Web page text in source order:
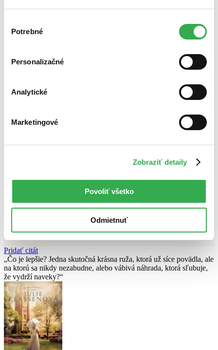
nám zas umožňujú zobrazenie relevantnej reklamy.
nám pomohlo, keby sme mohli používať všetky tieto
súhlasu
Potrebné
Personalizačné
Analytické
Marketingové
Zobraziť detaily
Povoliť všetko
Odmietnuť
vypredaných kníh
Zúžiť výber
Bestsellery
Najdrahšie
vyhovujúci zadaným podmienkam.
Chcete poradiť knihu?
Náš pomocník Sherlock vám ju s radosťou vypátra!
Pridať citát
Čo je lepšie? Jedna skutočná krásna ruža, ktorá už síce povädla, ale
na ktorú sa nikdy nezabudne, alebo vábivá náhrada, ktorá sľubuje,
že vydrží naveky?